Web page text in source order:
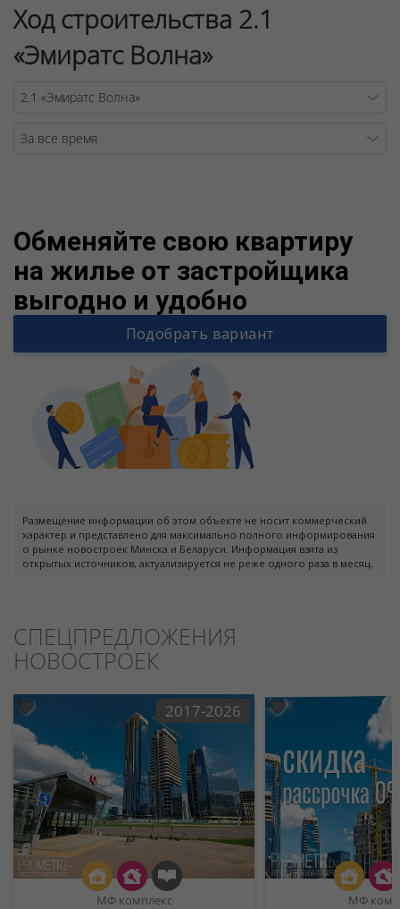
Ход строительства 2.1
«Эмиратс Волна»
Обменяйте свою квартиру
на жилье от застройщика
выгодно и удобно
Подобрать вариант
Размещение информации об этом объекте не носит коммерческий
характер и представлено для максимально полного информирования
о рынке новостроек Минска и Беларуси. Информация взята из
открытых источников, актуализируется не реже одного раза в месяц.
СПЕЦПРЕДЛОЖЕНИЯ
НОВОСТРОЕК
2017-2026
МФ комплекс МФ